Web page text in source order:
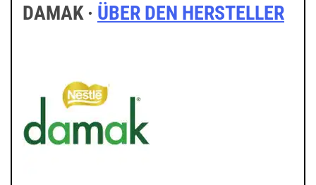
DAMAK · ÜBER DEN HERSTELLER